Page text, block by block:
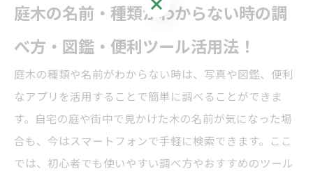
庭木の名前・種類がわからない時の調
べ方・図鑑・便利ツール活用法！
庭木の種類や名前がわからない時は、写真や図鑑、便利
なアプリを活用することで簡単に調べることができま
す。自宅の庭や街中で見かけた木の名前が気になった場
合も、今はスマートフォンで手軽に検索できます。ここ
では、初心者でも使いやすい調べ方やおすすめのツール